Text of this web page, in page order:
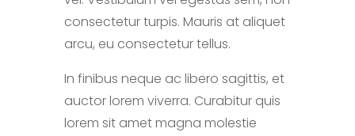
consectetur turpis. Mauris at aliquet
arcu, eu consectetur tellus.
In finibus neque ac libero sagittis, et
auctor lorem viverra. Curabitur quis
lorem sit amet magna molestie